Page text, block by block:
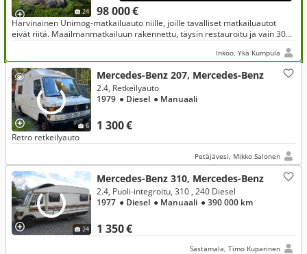
24 98 000 €
Harvinainen Unimog-matkailuauto niille, joille tavalliset matkailuautot
eivät riitä. Maailmanmatkailuun rakennettu, täysin restauroitu ja vain 3000
Inkoo, Ykä Kumpula
6
Mercedes-Benz 207, Mercedes-Benz
1 300 €
2.4, Retkeilyauto
1979 ● Diesel ● Manuaali
Retro retkeilyauto
Petäjävesi, Mikko Salonen
24
Mercedes-Benz 310, Mercedes-Benz
1 350 €
2.4, Puoli-integroitu, 310 , 240 Diesel
1977 ● Diesel ● Manuaali ● 390 000 km
Sastamala, Timo Kuparinen